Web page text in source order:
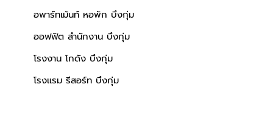
อพาร์ทเม้นท์ หอพัก บึงกุ่ม
ออฟฟิต สำนักงาน บึงกุ่ม
โรงงาน โกดัง บึงกุ่ม
โรงแรม รีสอร์ท บึงกุ่ม